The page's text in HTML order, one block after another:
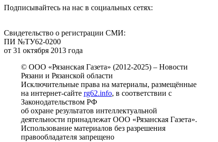
Подписывайтесь на нас в социальных сетях:
Свидетельство о регистрации СМИ:
ПИ №ТУ62-0200
от 31 октября 2013 года
© ООО «Рязанская Газета» (2012-2025) – Новости
Рязани и Рязанской области
Исключительные права на материалы, размещённые
на интернет-сайте rg62.info, в соответствии с
Законодательством РФ
об охране результатов интеллектуальной
деятельности принадлежат ООО «Рязанская Газета».
Использование материалов без разрешения
правообладателя запрещено